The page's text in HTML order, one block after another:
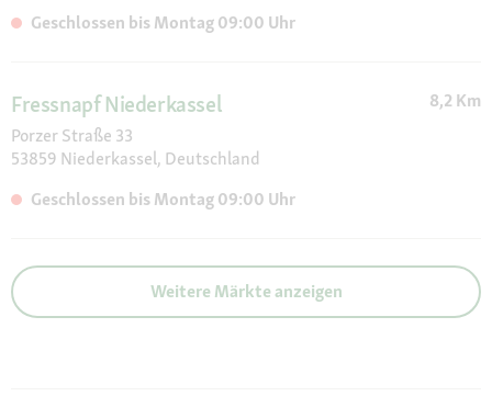
Geschlossen bis Montag 09:00 Uhr
Fressnapf Niederkassel
8,2 Km
Porzer Straße 33
53859 Niederkassel, Deutschland
Geschlossen bis Montag 09:00 Uhr
Weitere Märkte anzeigen